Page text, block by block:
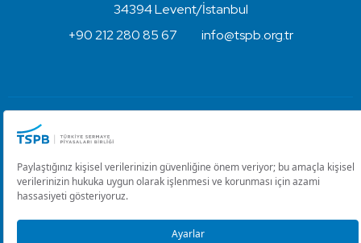
34394 Levent/İstanbul
+90 212 280 85 67
info@tspb.org.tr
Kullanım Koşulları ve Gizlilik
Çerez Ayarlarını Düzenle